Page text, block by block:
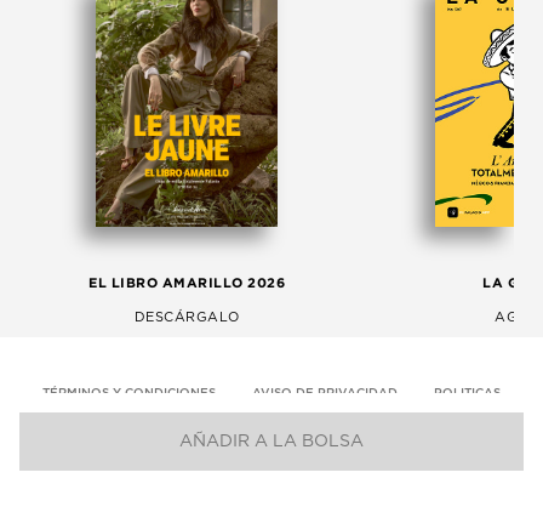
AÑADIR A LA BOLSA
EL LIBRO AMARILLO 2026
DESCÁRGALO
LA
TÉRMINOS Y CONDICIONES AVISO DE PRIVACIDAD POLITICAS